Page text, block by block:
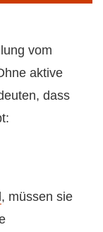
vom
aktive
dass
, müssen sie